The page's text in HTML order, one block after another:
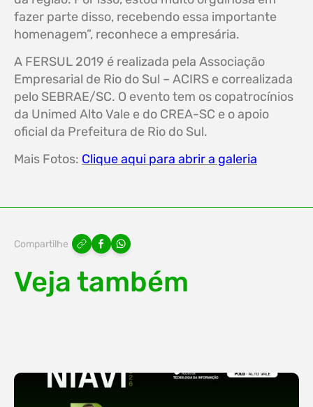
fazer parte disso, recebendo essa importante
homenagem”, reconhece a empresária.
A FERSUL 2019 é realizada pela Associação
Empresarial de Rio do Sul – ACIRS e correalizada
pelo SEBRAE/SC. O evento tem os copatrocínios
da Unimed Alto Vale e do CREA-SC e o apoio
oficial da Prefeitura de Rio do Sul.
Mais Fotos: Clique aqui para abrir a galeria
Compartilhe
Veja também